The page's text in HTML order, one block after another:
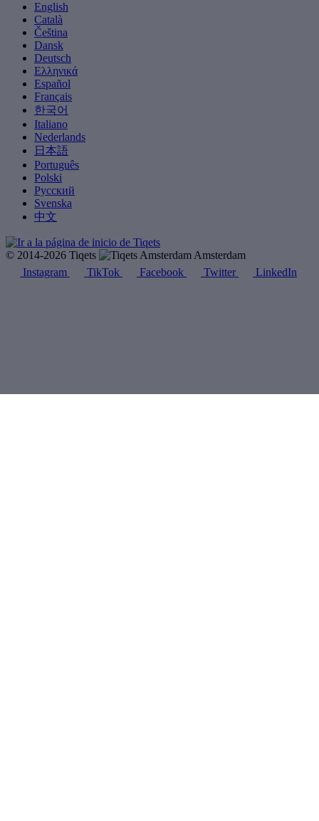
English
Català
Čeština
Dansk
Deutsch
Ελληνικά
Español
Français
한국어
Italiano
Nederlands
日本語
Português
Polski
Русский
Svenska
中文
© 2014-2026 Tiqets
Amsterdam
Instagram
TikTok Facebook Twitter LinkedIn